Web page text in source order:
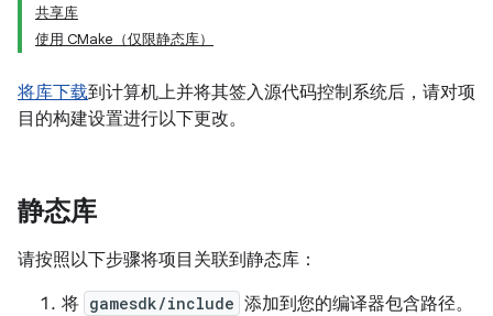
共享库
使用 CMake（仅限静态库）
将库下载到计算机上并将其签入源代码控制系统后，请对项
目的构建设置进行以下更改。
静态库
请按照以下步骤将项目关联到静态库：
将 gamesdk/include 添加到您的编译器包含路径。